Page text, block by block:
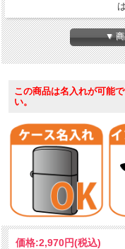
スカル柄のZippo。スカル
加工されているので、ス
プルで普段使いにおすすめ
※US加工品ならではの、
が窪んだ上げ底）一般的
ケース形状：レギュラー
仕様：Satin Chrome｜彫刻
▼ 商
この商品は名入れが可能
い。
価格:2,970円(税込)